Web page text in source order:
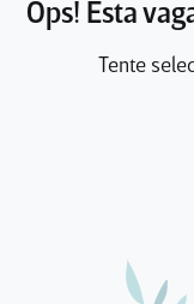
Ops! Esta
Tente